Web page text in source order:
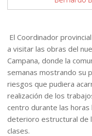
El Coordinador
a visitar las obras del
Campana, donde la
semanas mostrando su
riesgos que pudiera
realización de los
centro durante las
deterioro estructural de
clases.